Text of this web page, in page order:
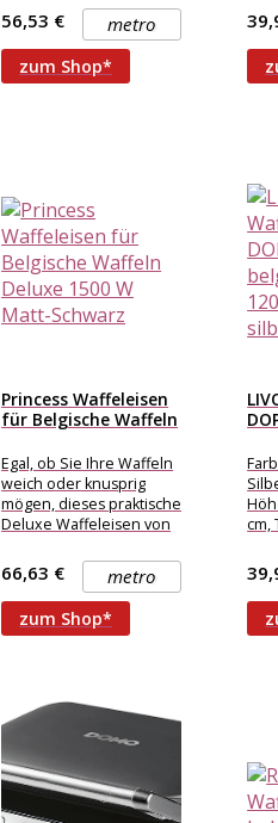
passen besonders gut zu
Sirup,
metro
56,53 €
zum Shop*
Princess Waffeleisen
für Belgische Waffeln
Egal, ob Sie Ihre Waffeln
weich oder knusprig
mögen, dieses praktische
Deluxe Waffeleisen von
Anforderung gerecht.
Dieses
metro
66,63 €
zum Shop*
cm,